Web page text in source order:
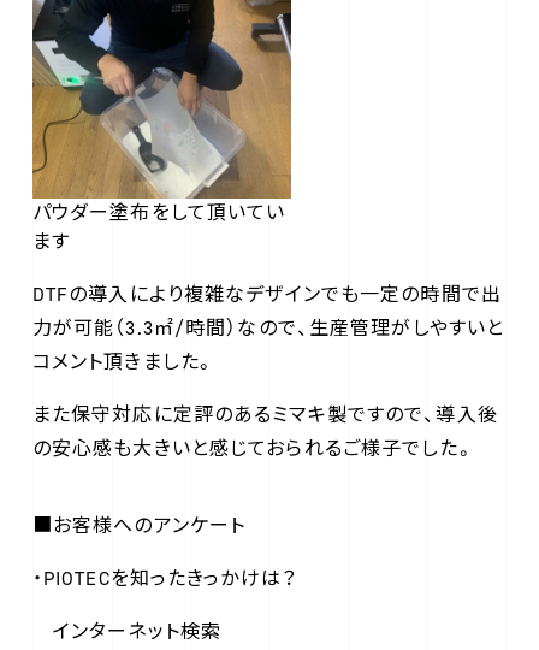
パウダー塗布をして頂いてい
ます
DTFの導入により複雑なデザインでも一定の時間で出
力が可能（3.3㎡/時間）なので、生産管理がしやすいと
コメント頂きました。
また保守対応に定評のあるミマキ製ですので、導入後
の安心感も大きいと感じておられるご様子でした。
■お客様へのアンケート
・PIOTECを知ったきっかけは？
インターネット検索